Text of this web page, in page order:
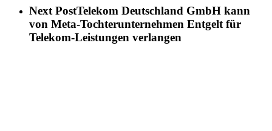
Next PostTelekom Deutschland GmbH kann
von Meta-Tochterunternehmen Entgelt für
Telekom-Leistungen verlangen